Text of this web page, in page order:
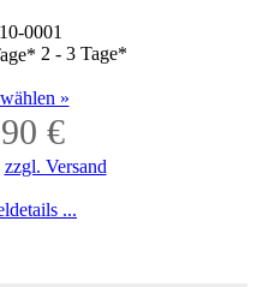
0001
2 - 3 Tage*
»
€
zzgl. Versand
...